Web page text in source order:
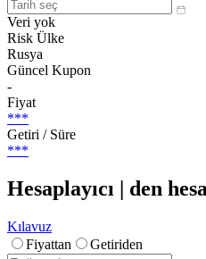
Veri yok
Risk Ülke
Rusya
Güncel Kupon
-
Fiyat
***
Getiri / Süre
***
Hesaplayıcı | den
Kılavuz
Fiyattan
Getiriden